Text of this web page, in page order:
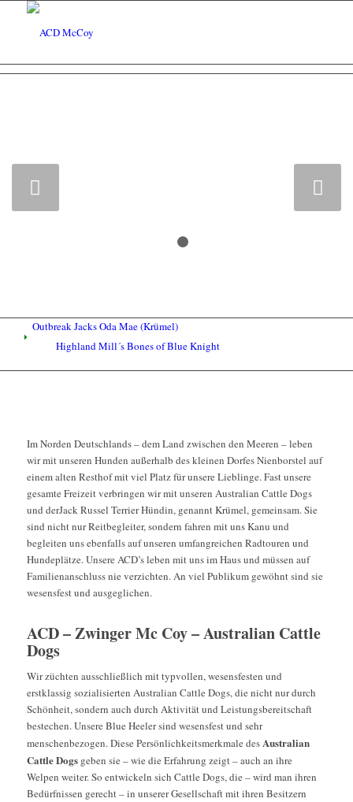
Outbreak Jacks Oda Mae (Krümel)
Highland Mill´s Bones of Blue Knight
Im Norden Deutschlands – dem Land zwischen den Meeren – leben
wir mit unseren Hunden außerhalb des kleinen Dorfes Nienborstel auf
einem alten Resthof mit viel Platz für unsere Lieblinge. Fast unsere
gesamte Freizeit verbringen wir mit unseren Australian Cattle Dogs
und derJack Russel Terrier Hündin, genannt Krümel, gemeinsam. Sie
sind nicht nur Reitbegleiter, sondern fahren mit uns Kanu und
begleiten uns ebenfalls auf unseren umfangreichen Radtouren und
Hundeplätze. Unsere ACD’s leben mit uns im Haus und müssen auf
Familienanschluss nie verzichten. An viel Publikum gewöhnt sind sie
wesensfest und ausgeglichen.
ACD – Zwinger Mc Coy – Australian Cattle
Dogs
Wir züchten ausschließlich mit typvollen, wesensfesten und
erstklassig sozialisierten Australian Cattle Dogs, die nicht nur durch
Schönheit, sondern auch durch Aktivität und Leistungsbereitschaft
bestechen. Unsere Blue Heeler sind wesensfest und sehr
menschenbezogen. Diese Persönlichkeitsmerkmale desAustralian
Cattle Dogsgeben sie – wie die Erfahrung zeigt – auch an ihre
Welpen weiter. So entwickeln sich Cattle Dogs, die – wird man ihren
Bedürfnissen gerecht – in unserer Gesellschaft mit ihren Besitzern